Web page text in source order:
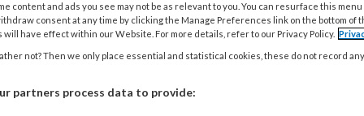
meten?
simpel!’
content and ads you see may not be as relevant to you. You can resurface this
consent at any time by clicking the Manage Preferences link on the bottom of
will have effect within our Website. For more details, refer to our Privacy Policy.
not? Then we only place essential and statistical cookies, these do not record
partners process data to provide: